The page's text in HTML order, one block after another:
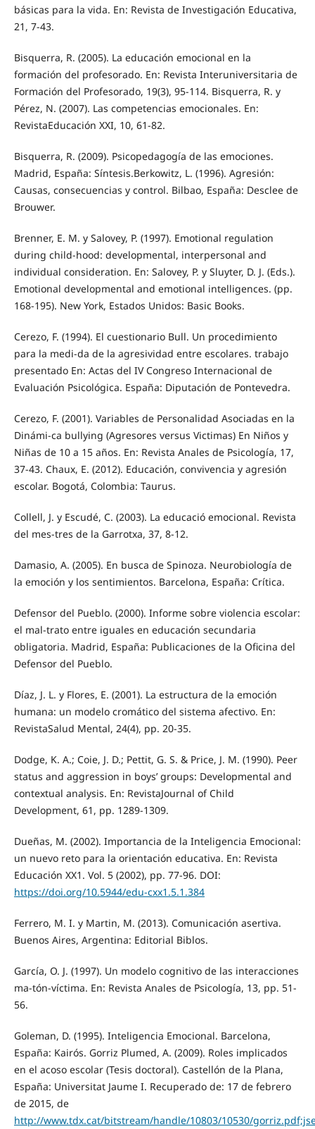
básicas para la vida. En: Revista de Investigación Educativa,
21, 7-43.
Bisquerra, R. (2005). La educación emocional en la
formación del profesorado. En: Revista Interuniversitaria de
Formación del Profesorado, 19(3), 95-114. Bisquerra, R. y
Pérez, N. (2007). Las competencias emocionales. En:
RevistaEducación XXI, 10, 61-82.
Bisquerra, R. (2009). Psicopedagogía de las emociones.
Madrid, España: Síntesis.Berkowitz, L. (1996). Agresión:
Causas, consecuencias y control. Bilbao, España: Desclee de
Brouwer.
Brenner, E. M. y Salovey, P. (1997). Emotional regulation
during child-hood: developmental, interpersonal and
individual consideration. En: Salovey, P. y Sluyter, D. J. (Eds.).
Emotional developmental and emotional intelligences. (pp.
168-195). New York, Estados Unidos: Basic Books.
Cerezo, F. (1994). El cuestionario Bull. Un procedimiento
para la medi-da de la agresividad entre escolares. trabajo
presentado En: Actas del IV Congreso Internacional de
Evaluación Psicológica. España: Diputación de Pontevedra.
Cerezo, F. (2001). Variables de Personalidad Asociadas en la
Dinámi-ca bullying (Agresores versus Victimas) En Niños y
Niñas de 10 a 15 años. En: Revista Anales de Psicología, 17,
37-43. Chaux, E. (2012). Educación, convivencia y agresión
escolar. Bogotá, Colombia: Taurus.
Collell, J. y Escudé, C. (2003). La educació emocional. Revista
del mes-tres de la Garrotxa, 37, 8-12.
Damasio, A. (2005). En busca de Spinoza. Neurobiología de
la emoción y los sentimientos. Barcelona, España: Crítica.
Defensor del Pueblo. (2000). Informe sobre violencia escolar:
el mal-trato entre iguales en educación secundaria
obligatoria. Madrid, España: Publicaciones de la Oficina del
Defensor del Pueblo.
Díaz, J. L. y Flores, E. (2001). La estructura de la emoción
humana: un modelo cromático del sistema afectivo. En:
RevistaSalud Mental, 24(4), pp. 20-35.
Dodge, K. A.; Coie, J. D.; Pettit, G. S. & Price, J. M. (1990). Peer
status and aggression in boys’ groups: Developmental and
contextual analysis. En: RevistaJournal of Child
Development, 61, pp. 1289-1309.
Dueñas, M. (2002). Importancia de la Inteligencia Emocional:
un nuevo reto para la orientación educativa. En: Revista
Educación XX1. Vol. 5 (2002), pp. 77-96. DOI:
https://doi.org/10.5944/edu-cxx1.5.1.384
Ferrero, M. I. y Martin, M. (2013). Comunicación asertiva.
Buenos Aires, Argentina: Editorial Biblos.
García, O. J. (1997). Un modelo cognitivo de las interacciones
ma-tón-víctima. En: Revista Anales de Psicología, 13, pp. 51-
56.
Goleman, D. (1995). Inteligencia Emocional. Barcelona,
España: Kairós. Gorriz Plumed, A. (2009). Roles implicados
en el acoso escolar (Tesis doctoral). Castellón de la Plana,
España: Universitat Jaume I. Recuperado de: 17 de febrero
de 2015, de
http://www.tdx.cat/bitstream/handle/10803/10530/